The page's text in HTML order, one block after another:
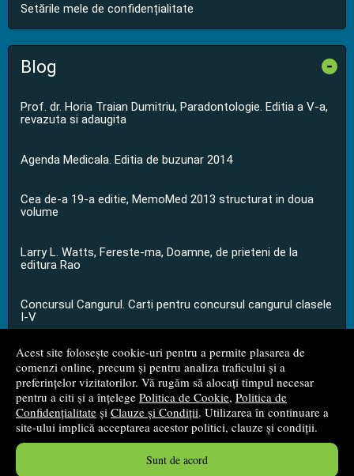
Acest site folosește cookie-uri pentru a permite plasarea de
comenzi online, precum și pentru analiza traficului și a
preferințelor vizitatorilor. Vă rugăm să alocați timpul necesar
pentru a citi și a înțelege Politica de Cookie, Politica de
Confidențialitate și Clauze și Condiții. Utilizarea în continuare a
site-ului implică acceptarea acestor politici, clauze și condiții.
Sunt de acord
Setările mele de confidențialitate
Blog -
Prof. dr. Horia Traian Dumitriu, Paradontologie. Editia a V-a,
revazuta si adaugita
Agenda Medicala. Editia de buzunar 2014
Cea de-a 19-a editie, MemoMed 2013 structurat in doua
volume
Larry L. Watts, Fereste-ma, Doamne, de prieteni de la
editura Rao
Concursul Cangurul. Carti pentru concursul cangurul clasele
I-V
...toate știrile
© 2008 - 2026S.C. M.G. Net Distribution S.R.L.
Magazin onlinecreat deVital Soft